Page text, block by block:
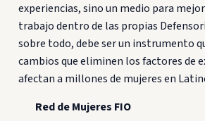
experiencias, sino un medio para
trabajo dentro de las propias
sobre todo, debe ser un instrumento
cambios que eliminen los factores de
afectan a millones de mujeres en
Red de Mujeres FIO